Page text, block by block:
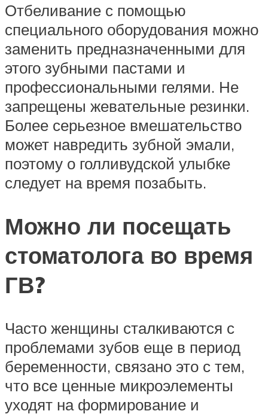
Отбеливание с помощью
специального оборудования можно
заменить предназначенными для
этого зубными пастами и
профессиональными гелями. Не
запрещены жевательные резинки.
Более серьезное вмешательство
может навредить зубной эмали,
поэтому о голливудской улыбке
следует на время позабыть.
Можно ли посещать
стоматолога во время
ГВ?
Часто женщины сталкиваются с
проблемами зубов еще в период
беременности, связано это с тем,
что все ценные микроэлементы
уходят на формирование и